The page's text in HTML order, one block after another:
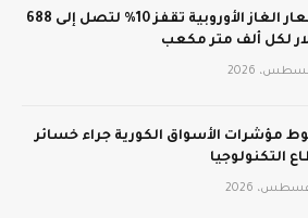
أسعار الغاز الأوروبية تقفز 10% لتصل إلى 688
لكل ألف متر مكعب
مؤشرات الأسواق الكورية جراء خسائر
التكنولوجيا